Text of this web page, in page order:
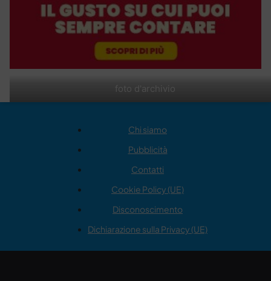
foto d'archivio
Chi siamo
Pubblicità
Contatti
Cookie Policy (UE)
Disconoscimento
Dichiarazione sulla Privacy (UE)